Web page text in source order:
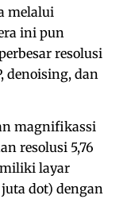
melalui
ini pun
resolusi
denoising, dan
magnifikassi
resolusi 5,76
layar
dot) dengan